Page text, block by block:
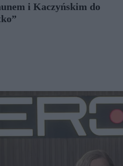
i Kaczyńskim do